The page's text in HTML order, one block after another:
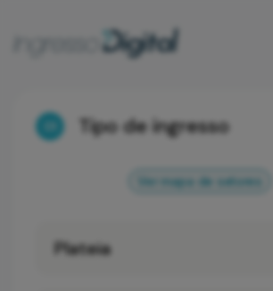
Tipo de ingresso
Ver mapa de setores
Plateia